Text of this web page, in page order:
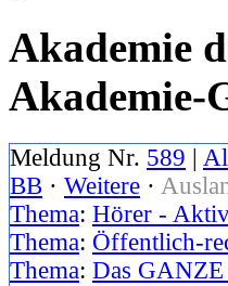
Akademie
Akademie-
Meldung Nr. 589 |
BB · Weitere ·
Thema: Hörer -
Thema: Öffentlich-
Thema: Das GANZE